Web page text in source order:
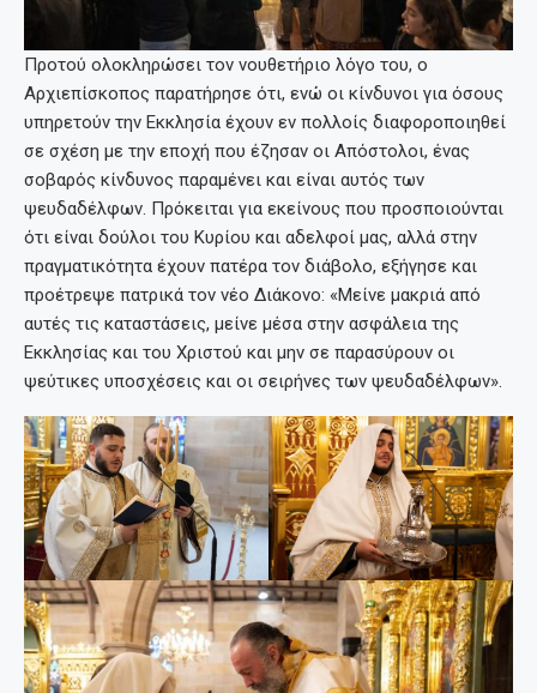
Προτού ολοκληρώσει τον νουθετήριο λόγο του, ο
Αρχιεπίσκοπος παρατήρησε ότι, ενώ οι κίνδυνοι για όσους
υπηρετούν την Εκκλησία έχουν εν πολλοίς διαφοροποιηθεί
σε σχέση με την εποχή που έζησαν οι Απόστολοι, ένας
σοβαρός κίνδυνος παραμένει και είναι αυτός των
ψευδαδέλφων. Πρόκειται για εκείνους που προσποιούνται
ότι είναι δούλοι του Κυρίου και αδελφοί μας, αλλά στην
πραγματικότητα έχουν πατέρα τον διάβολο, εξήγησε και
προέτρεψε πατρικά τον νέο Διάκονο: «Μείνε μακριά από
αυτές τις καταστάσεις, μείνε μέσα στην ασφάλεια της
Εκκλησίας και του Χριστού και μην σε παρασύρουν οι
ψεύτικες υποσχέσεις και οι σειρήνες των ψευδαδέλφων».